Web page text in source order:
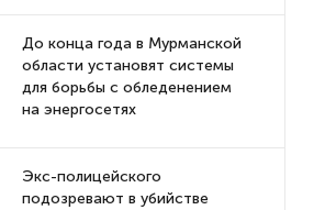
До конца года в Мурманской
области установят системы
для борьбы с обледенением
на энергосетях
Экс-полицейского
подозревают в убийстве